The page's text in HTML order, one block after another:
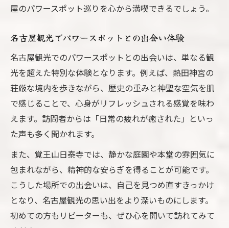
屋のパワースポット巡りを心から満喫できるでしょう。
名古屋観光でパワースポットとの出会い体験
名古屋観光でのパワースポットとの出会いは、単なる観
光を超えた特別な体験となります。例えば、熱田神宮の
荘厳な境内を歩きながら、歴史の重みと神聖な空気を肌
で感じることで、心身がリフレッシュされる感覚を味わ
えます。訪問者からは「日常の疲れが癒された」といっ
た声も多く聞かれます。
また、覚王山日泰寺では、静かな庭園や本堂の雰囲気に
包まれながら、精神的な安らぎを得ることが可能です。
こうした場所での出会いは、自己を見つめ直すきっかけ
となり、名古屋観光の思い出をより深いものにします。
初めての方もリピーターも、ぜひ心を開いて訪れてみて